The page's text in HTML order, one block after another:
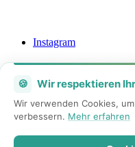
Instagram
🍪 Wir respektieren
Wir verwenden Cookies,
verbessern. Mehr erfahren